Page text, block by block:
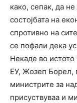
како, сепак, да
состојбата на
спротивно на
се пофали дека
Некаде во
ЕУ, Жозеп Борел,
министрите за
присуствуваа и